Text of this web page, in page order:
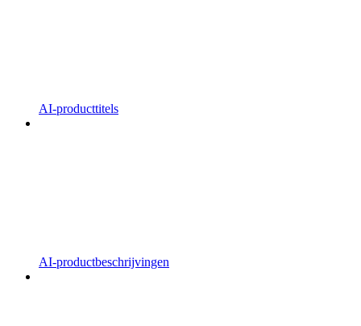
AI-producttitels
AI-productbeschrijvingen